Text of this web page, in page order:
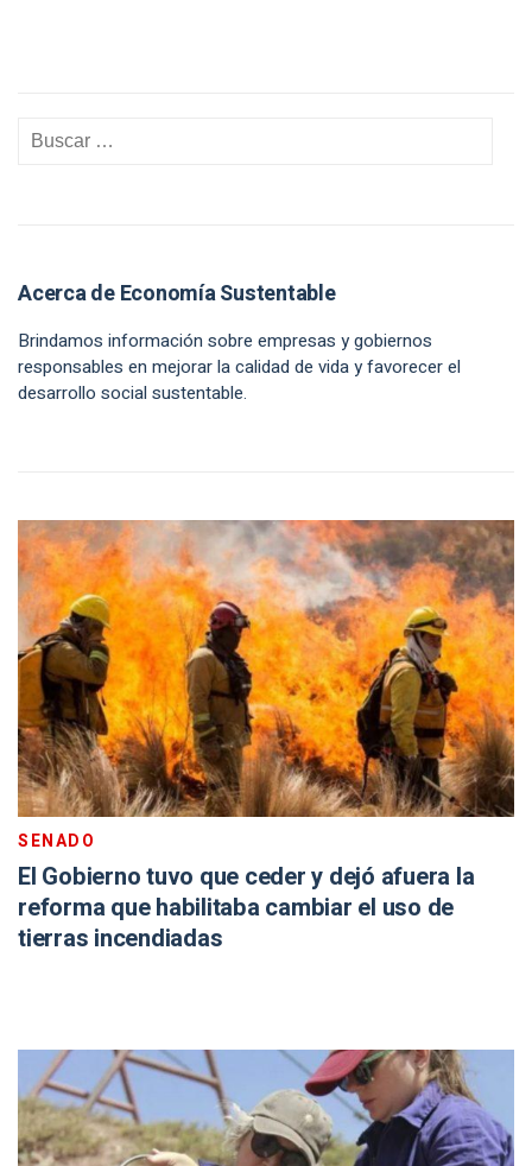
Acerca de Economía Sustentable
Brindamos información sobre empresas y gobiernos
responsables en mejorar la calidad de vida y favorecer el
desarrollo social sustentable.
SENADO
El Gobierno tuvo que ceder y dejó afuera la
reforma que habilitaba cambiar el uso de
tierras incendiadas